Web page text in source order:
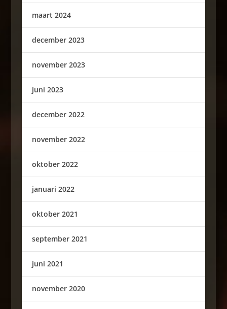
maart 2024
december 2023
november 2023
juni 2023
december 2022
november 2022
oktober 2022
januari 2022
oktober 2021
september 2021
juni 2021
november 2020